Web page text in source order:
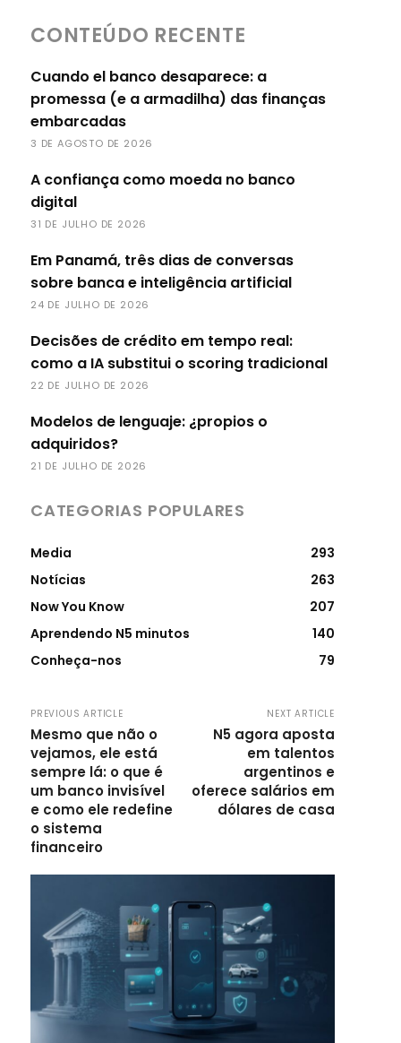
CONTEÚDO RECENTE
Cuando el banco desaparece: a
promessa (e a armadilha) das finanças
embarcadas
3 DE AGOSTO DE 2026
A confiança como moeda no banco
digital
31 DE JULHO DE 2026
Em Panamá, três dias de conversas
sobre banca e inteligência artificial
24 DE JULHO DE 2026
Decisões de crédito em tempo real:
como a IA substitui o scoring tradicional
22 DE JULHO DE 2026
Modelos de lenguaje: ¿propios o
adquiridos?
21 DE JULHO DE 2026
CATEGORIAS POPULARES
Media
293
Notícias
263
Now You Know
207
Aprendendo N5 minutos
140
Conheça-nos
79
PREVIOUS ARTICLE
Mesmo que não o
vejamos, ele está
sempre lá: o que é
um banco invisível
e como ele redefine
o sistema
financeiro
NEXT ARTICLE
N5 agora aposta
em talentos
argentinos e
oferece salários em
dólares de casa